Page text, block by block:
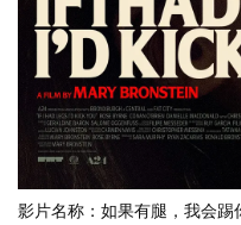
影片名称：如果有腿，我会